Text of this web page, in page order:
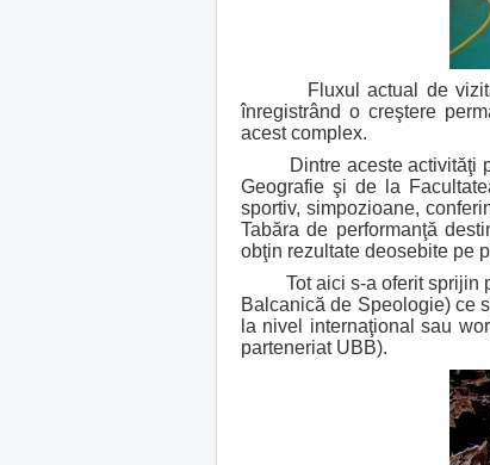
Fluxul actual de
înregistrând o creştere
acest complex.
Dintre aceste activităţi
Geografie şi de la
sportiv, simpozioane,
Tabăra de performanţă
obţin rezultate deosebite pe
Tot aici s-a oferit sprijin
Balcanică de Speologie) ce
la nivel internaţional sau
parteneriat UBB).